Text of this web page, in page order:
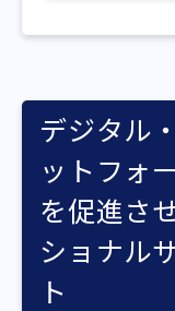
デジタル
ットフォ
を促進さ
ショナル
ト